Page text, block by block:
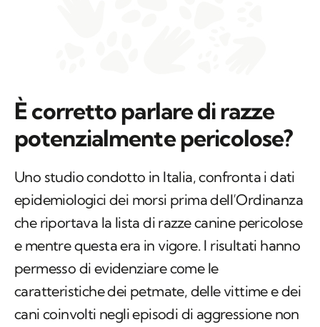
È corretto parlare di razze
potenzialmente pericolose?
Uno studio condotto in Italia, confronta i dati
epidemiologici dei morsi prima dell’Ordinanza
che riportava la lista di razze canine pericolose
e mentre questa era in vigore. I risultati hanno
permesso di evidenziare come le
caratteristiche dei petmate, delle vittime e dei
cani coinvolti negli episodi di aggressione non